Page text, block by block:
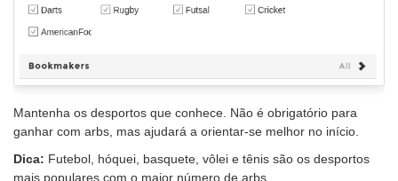
Mantenha os desportos que conhece. Não é obrigatório para
ganhar com arbs, mas ajudará a orientar-se melhor no início.
Dica: Futebol, hóquei, basquete, vôlei e tênis são os desportos
mais populares com o maior número de arbs.